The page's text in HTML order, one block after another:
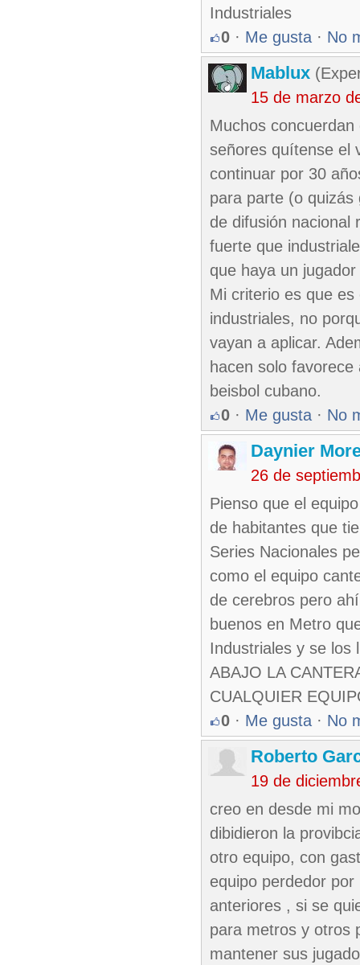
Industriales
0 · Me gusta · No
Mablux
15 de marzo
Muchos
señores quítense el
continuar por 30
para parte (o
de difusión nacional
fuerte que
que haya un
Mi criterio es que
industriales, no
vayan a aplicar.
hacen solo
beisbol cubano.
0 · Me gusta · No
Daynier
26 de
Pienso que el
de habitantes que
Series Nacionales
como el equipo
de cerebros pero
buenos en Metro
Industriales y se los
ABAJO LA
CUALQUIER
0 · Me gusta · No
Roberto
19 de
creo en desde mi
dibidieron la
otro equipo, con
equipo perdedor
anteriores , si se
para metros y otros
mantener sus